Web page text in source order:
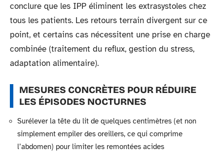
conclure que les IPP éliminent les extrasystoles chez
tous les patients. Les retours terrain divergent sur ce
point, et certains cas nécessitent une prise en charge
combinée (traitement du reflux, gestion du stress,
adaptation alimentaire).
MESURES CONCRÈTES POUR RÉDUIRE
LES ÉPISODES NOCTURNES
Surélever la tête du lit de quelques centimètres (et non
simplement empiler des oreillers, ce qui comprime
l’abdomen) pour limiter les remontées acides